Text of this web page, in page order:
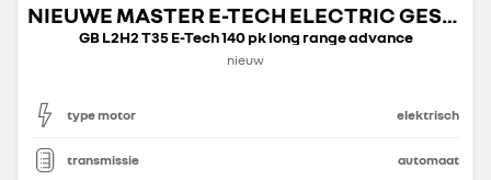
NIEUWE MASTER E-TECH ELECTRIC GESLOTEN TRANSPORT
GB L2H2 T35 E-Tech 140 pk long range advance
nieuw
type motor elektrisch
transmissie automaat